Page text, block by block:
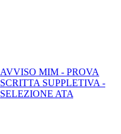
AVVISO MIM - PROVA
SCRITTA SUPPLETIVA -
SELEZIONE ATA